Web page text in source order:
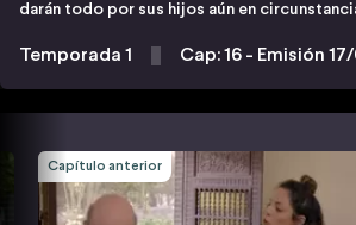
darán todo por sus hijos aún en
Temporada 1 Cap: 16 - Emisión
Capítulo anterior